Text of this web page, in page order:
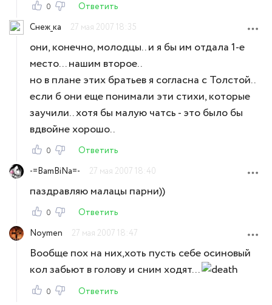
0
Ответить
Снеж_ка
27 мая 2007 18:35
они, конечно, молодцы.. и я бы им отдала 1-е
место... нашим второе..
но в плане этих братьев я согласна с Толстой..
если б они еще понимали эти стихи, которые
заучили.. хотя бы малую чатсь - это было бы
вдвойне хорошо..
0
Ответить
-=BamBiNa=-
27 мая 2007 18:40
паздравляю малацы парни))
0
Ответить
Noymen
27 мая 2007 18:47
Вообще пох на них,хоть пусть себе осиновый
кол забьют в голову и сним ходят...
0
Ответить